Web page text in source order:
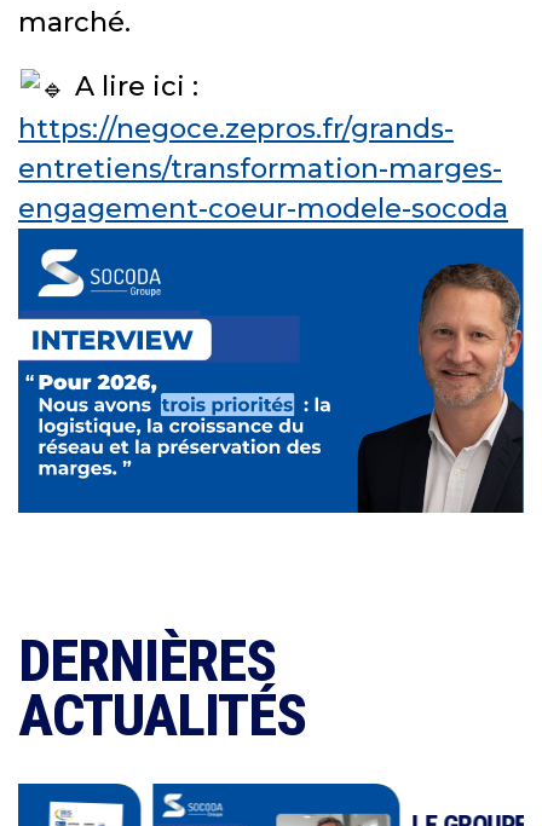
marché.
A lire ici :
https://negoce.zepros.fr/grands-
entretiens/transformation-marges-
engagement-coeur-modele-socoda
DERNIÈRES
ACTUALITÉS